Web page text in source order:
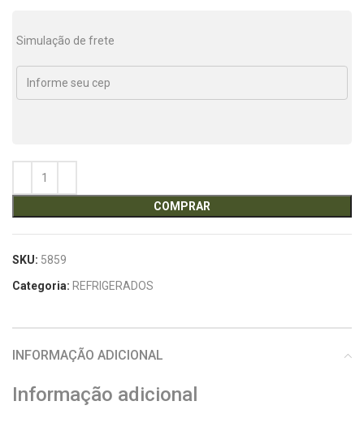
Simulação de frete
COMPRAR
SKU: 5859
Categoria: REFRIGERADOS
INFORMAÇÃO ADICIONAL
Informação adicional